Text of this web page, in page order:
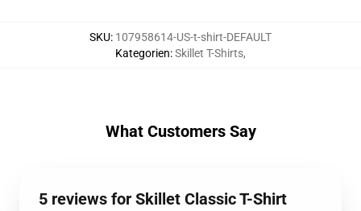
SKU: 107958614-US-t-shirt-DEFAULT
Kategorien:Skillet T-Shirts,
What Customers Say
5 reviews for Skillet Classic T-Shirt